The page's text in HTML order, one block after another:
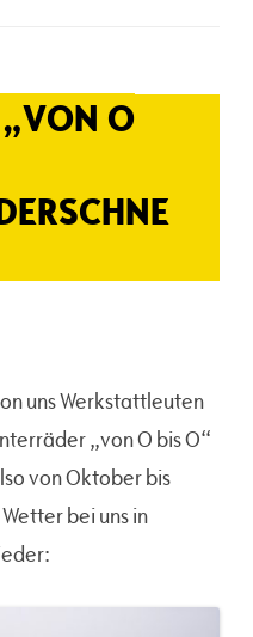
O
uns Werkstattleuten
„von O bis O“
von Oktober bis
bei uns in